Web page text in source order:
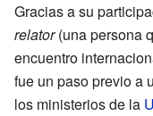
Gracias a su
relator(una persona
encuentro
fue un paso previo a
los ministerios de la